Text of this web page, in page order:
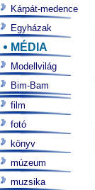
Kárpát-medence
Egyházak
MÉDIA
Modellvilág
Bim-Bam
film
fotó
könyv
múzeum
muzsika